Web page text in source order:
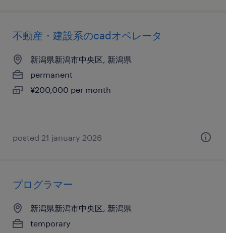
不動産・建設系のcadオペレータ
新潟県新潟市中央区, 新潟県
permanent
¥200,000 per month
posted 21 january 2026
プログラマー
新潟県新潟市中央区, 新潟県
temporary